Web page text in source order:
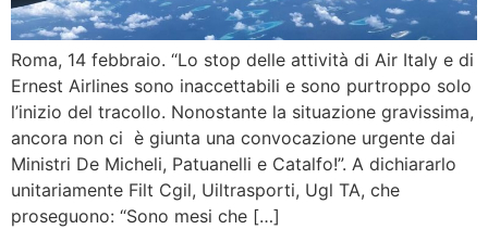
Roma, 14 febbraio. “Lo stop delle attività di Air Italy e di
Ernest Airlines sono inaccettabili e sono purtroppo solo
l’inizio del tracollo. Nonostante la situazione gravissima,
ancora non ci è giunta una convocazione urgente dai
Ministri De Micheli, Patuanelli e Catalfo!”. A dichiararlo
unitariamente Filt Cgil, Uiltrasporti, Ugl TA, che
proseguono: “Sono mesi che […]